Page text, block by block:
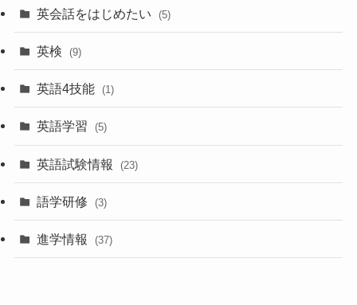
英会話をはじめたい (5)
英検 (9)
英語4技能 (1)
英語学習 (5)
英語試験情報 (23)
語学研修 (3)
進学情報 (37)